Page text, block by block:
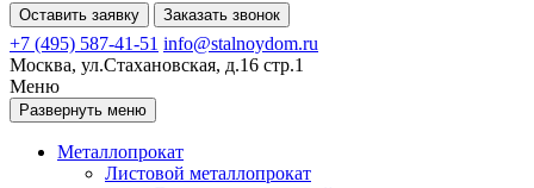
Оставить заявку Заказать звонок
+7 (495) 587-41-51 info@stalnoydom.ru
Москва, ул.Стахановская, д.16 стр.1
Меню
Развернуть меню
Металлопрокат
Листовой металлопрокат